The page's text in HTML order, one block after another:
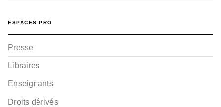
ESPACES PRO
Presse
Libraires
Enseignants
Droits dérivés